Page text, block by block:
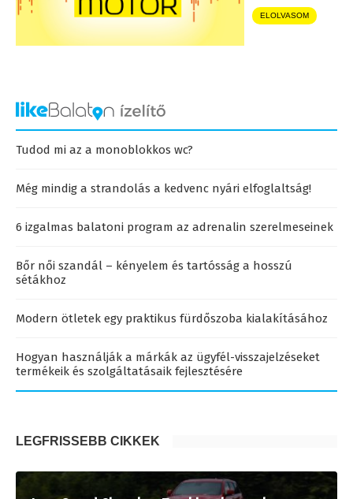
ELOLVASOM
Tudod mi az a monoblokkos wc?
Még mindig a strandolás a kedvenc nyári elfoglaltság!
6 izgalmas balatoni program az adrenalin szerelmeseinek
Bőr női szandál – kényelem és tartósság a hosszú
sétákhoz
Modern ötletek egy praktikus fürdőszoba kialakításához
Hogyan használják a márkák az ügyfél-visszajelzéseket
termékeik és szolgáltatásaik fejlesztésére
LEGFRISSEBB CIKKEK